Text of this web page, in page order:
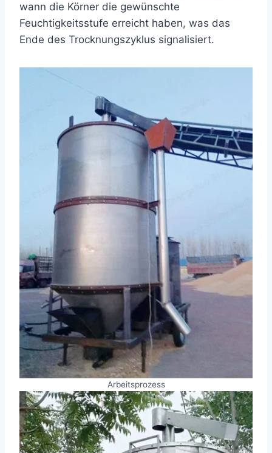
wann die Körner die gewünschte
Feuchtigkeitsstufe erreicht haben, was das
Ende des Trocknungszyklus signalisiert.
Arbeitsprozess